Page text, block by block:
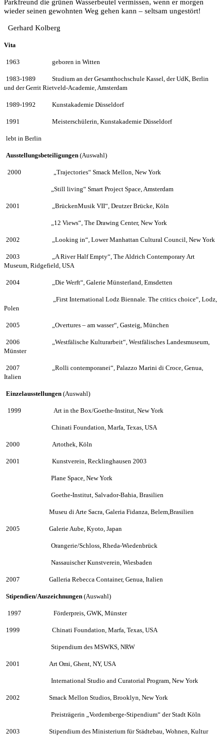
Parkfreund die grünen Wasserbeutel vermissen, wenn er morgen
wieder seinen gewohnten Weg gehen kann – seltsam ungestört!
Gerhard Kolberg
Vita
1963 geboren in Witten
1983-1989
Studium an der Gesamthochschule Kassel, der UdK, Berlin
und derGerrit Rietveld-Academie, Amsterdam
1989-1992 Kunstakademie Düsseldorf
1991 Meisterschülerin, Kunstakademie Düsseldorf
lebt in Berlin
Ausstellungsbeteiligungen (Auswahl)
2000 „Trajectories“ Smack Mellon, New York
„Still living“ Smart Project Space, Amsterdam
2001 „BrückenMusik VII“, Deutzer Brücke, Köln
„12 Views“, The Drawing Center, New York
2002 „Looking in“, Lower Manhattan Cultural Council, New York
2003 „A River Half Empty“, The Aldrich Contemporary Art
Museum, Ridgefield, USA
2004 „Die Werft“, Galerie Münsterland, Emsdetten
„First International Lodz Biennale. The critics choice“, Lodz,
Polen
2005 „Overtures – am wasser“, Gasteig, München
2006 „Westfälische Kulturarbeit“, Westfälisches Landesmuseum,
Münster
2007 „Rolli contemporanei“, Palazzo Marini di Croce, Genua,
Italien
Einzelausstellungen (Auswahl)
1999 Art in the Box/Goethe-Institut, New York
Chinati Foundation, Marfa, Texas, USA
2000 Artothek, Köln
2001 Kunstverein, Recklinghausen 2003
Plane Space, New York
Goethe-Institut, Salvador-Bahia, Brasilien
Museu di Arte Sacra, Galeria Fidanza, Belem,Brasilien
2005 Galerie Aube, Kyoto, Japan
Orangerie/Schloss, Rheda-Wiedenbrück
Nassauischer Kunstverein, Wiesbaden
2007 Galleria Rebecca Container, Genua, Italien
Stipendien/Auszeichnungen (Auswahl)
1997 Förderpreis, GWK, Münster
1999 Chinati Foundation, Marfa, Texas, USA
Stipendium des MSWKS, NRW
2001 Art Omi, Ghent, NY, USA
International Studio and Curatorial Program, New York
2002 Smack Mellon Studios, Brooklyn, New York
Preisträgerin „Vordemberge-Stipendium“ der Stadt Köln
2003 Stipendium des Ministerium für Städtebau, Wohnen, Kultur